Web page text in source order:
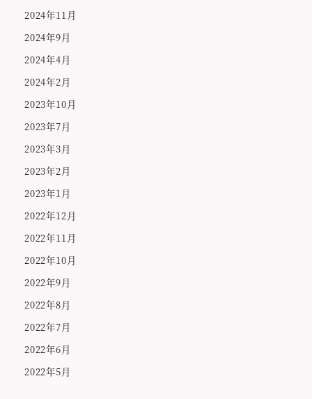
2024年11月
2024年9月
2024年4月
2024年2月
2023年10月
2023年7月
2023年3月
2023年2月
2023年1月
2022年12月
2022年11月
2022年10月
2022年9月
2022年8月
2022年7月
2022年6月
2022年5月